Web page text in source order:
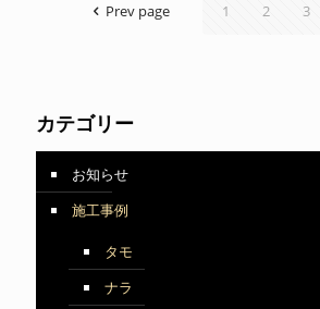
Prev page 1 2 3
カテゴリー
お知らせ
施工事例
タモ
ナラ